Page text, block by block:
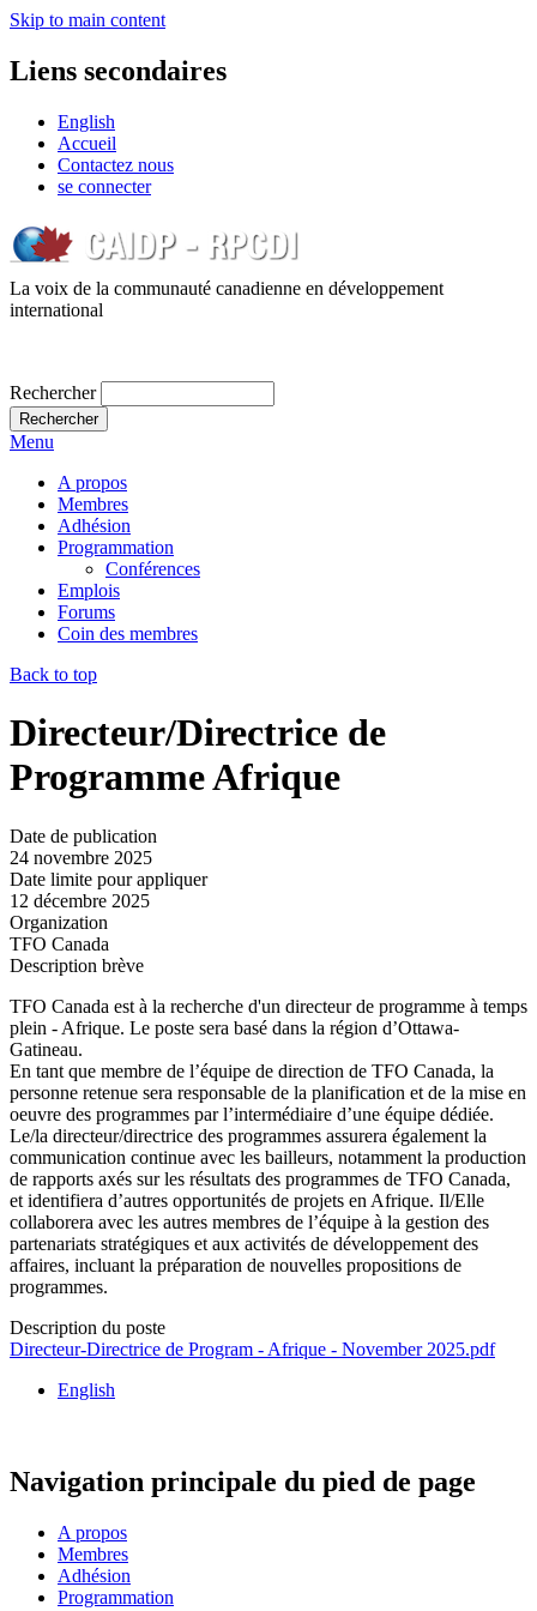
Skip to main content
Liens secondaires
English
Accueil
Contactez nous
se connecter
La voix de la communauté canadienne en développement
international
Rechercher
Menu
A propos
Membres
Adhésion
Programmation
Conférences
Emplois
Forums
Coin des membres
Back to top
Directeur/Directrice de
Programme Afrique
Date de publication
24 novembre 2025
Date limite pour appliquer
12 décembre 2025
Organization
TFO Canada
Description brève
TFO Canada est à la recherche d'un directeur de programme à temps
plein - Afrique. Le poste sera basé dans la région d’Ottawa-
Gatineau.
En tant que membre de l’équipe de direction de TFO Canada, la
personne retenue sera responsable de la planification et de la mise en
oeuvre des programmes par l’intermédiaire d’une équipe dédiée.
Le/la directeur/directrice des programmes assurera également la
communication continue avec les bailleurs, notamment la production
de rapports axés sur les résultats des programmes de TFO Canada,
et identifiera d’autres opportunités de projets en Afrique. Il/Elle
collaborera avec les autres membres de l’équipe à la gestion des
partenariats stratégiques et aux activités de développement des
affaires, incluant la préparation de nouvelles propositions de
programmes.
Description du poste
Directeur-Directrice de Program - Afrique - November 2025.pdf
English
Navigation principale du pied de page
A propos
Membres
Adhésion
Programmation